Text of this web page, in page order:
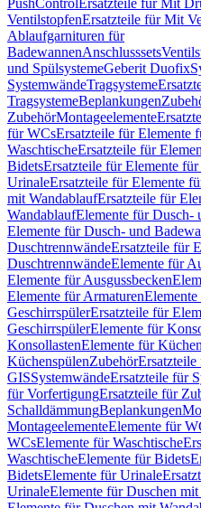
PushControlErsatzteile für Mit
VentilstopfenErsatzteile für Mit
Ablaufgarnituren für
BadewannenAnschlusssets
und SpülsystemeGeberit Duofix
SystemwändeTragsysteme
TragsystemeBeplankungen
ZubehörMontageelemente
für WCsErsatzteile für Elemente
WaschtischeErsatzteile für
BidetsErsatzteile für Elemente
UrinaleErsatzteile für Elemente
mit WandablaufErsatzteile für
WandablaufElemente für Dusch-
Elemente für Dusch- und
DuschtrennwändeErsatzteile für
DuschtrennwändeElemente für
Elemente für Ausgussbecken
Elemente für Armaturen
GeschirrspülerErsatzteile für
GeschirrspülerElemente für
KonsollastenElemente für
KüchenspülenZubehör
GISSystemwändeErsatzteile für
für VorfertigungErsatzteile für
SchalldämmungBeplankungen
MontageelementeElemente für
WCsElemente für Waschtische
WaschtischeElemente für Bidets
BidetsElemente für Urinale
UrinaleElemente für Duschen